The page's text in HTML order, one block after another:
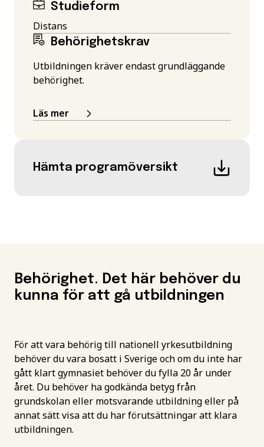
Studieform
Distans
Behörighetskrav
Utbildningen kräver endast grundläggande
behörighet.
Läs mer
Hämta programöversikt
Behörighet. Det här behöver du
kunna för att gå utbildningen
För att vara behörig till nationell yrkesutbildning
behöver du vara bosatt i Sverige och om du inte har
gått klart gymnasiet behöver du fylla 20 år under
året. Du behöver ha godkända betyg från
grundskolan eller motsvarande utbildning eller på
annat sätt visa att du har förutsättningar att klara
utbildningen.